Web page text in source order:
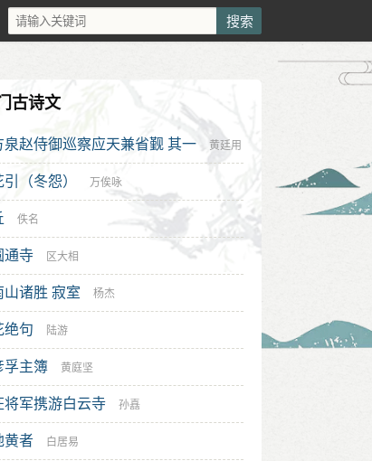
古诗文
泉赵侍御巡察应天兼省觐 其一 黄廷用
（冬怨） 万俟咏
佚名
通寺 区大相
山诸胜 寂室 杨杰
绝句 陆游
孚主簿 黄庭坚
将军携游白云寺 孙嚞
黄者 白居易